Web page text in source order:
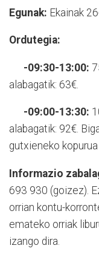
Egunak: Ekainak
Ordutegia:
-09:30-13:00:
alabagatik: 63€.
-09:00-13:30:
alabagatik: 92€.
gutxieneko
Informazio
693 930 (goizez).
orrian kontu-
emateko orriak
izango dira.